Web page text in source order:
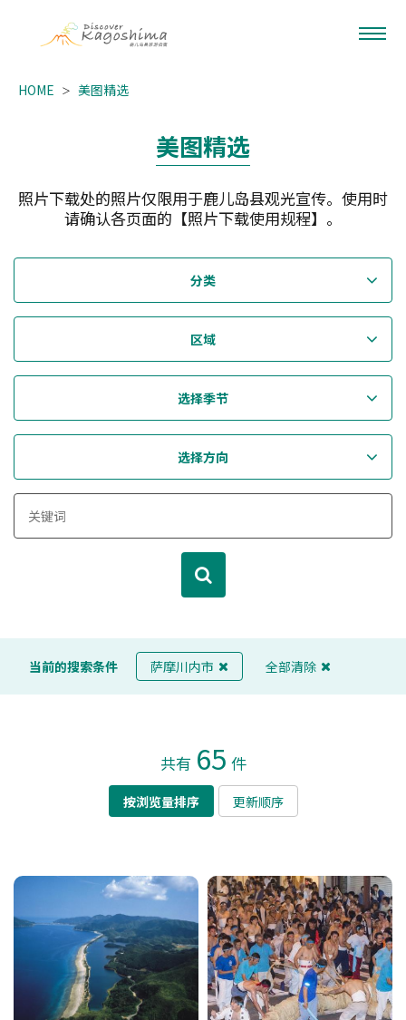
HOME 美图精选
美图精选
照片下载处的照片仅限用于鹿儿岛县观光宣传。使用时
请确认各页面的【照片下载使用规程】。
分类
区域
选择季节
选择方向
当前的搜索条件 萨摩川内市 全部清除
共有 65 件
按浏览量排序 更新顺序